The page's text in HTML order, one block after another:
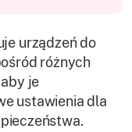
urządzeń do
różnych
je
ustawienia dla